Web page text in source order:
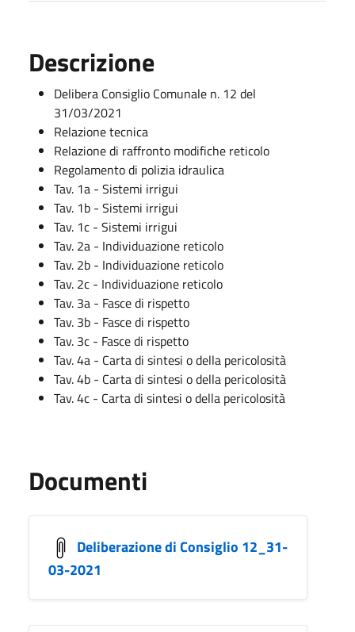
Descrizione
Delibera Consiglio Comunale n. 12 del
31/03/2021
Relazione tecnica
Relazione di raffronto modifiche reticolo
Regolamento di polizia idraulica
Tav. 1a - Sistemi irrigui
Tav. 1b - Sistemi irrigui
Tav. 1c - Sistemi irrigui
Tav. 2a - Individuazione reticolo
Tav. 2b - Individuazione reticolo
Tav. 2c - Individuazione reticolo
Tav. 3a - Fasce di rispetto
Tav. 3b - Fasce di rispetto
Tav. 3c - Fasce di rispetto
Tav. 4a - Carta di sintesi o della pericolosità
Tav. 4b - Carta di sintesi o della pericolosità
Tav. 4c - Carta di sintesi o della pericolosità
Documenti
Deliberazione di Consiglio 12_31-
03-2021